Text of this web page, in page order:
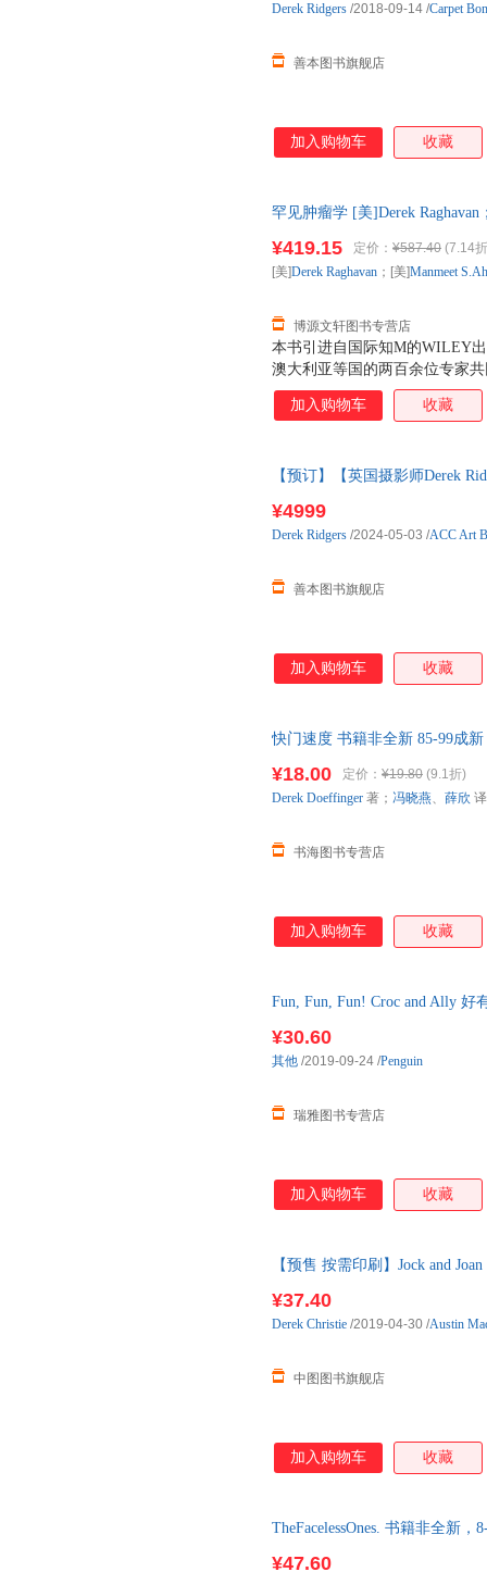
善本图书旗舰店
Derek Ridgers /2018-09-14 /Carpet
加入购物车 收藏
罕见肿瘤学 [美]Derek Raghavan
本书引进自国际知M的WILEY
澳大利亚等国的两百余位专家
殖系统、头颈部、胸部、乳腺
神经系统、皮肤、软组织等各
的相关进展，特别是靶向治疗
者及其家庭，是广大肿瘤学临
¥419.15 定价： ¥587.40 (7.14
博源文轩图书专营店
[美]Derek Raghavan ；[美]Manmeet
加入购物车 收藏
【预订】【英国摄影师Derek
¥4999
善本图书旗舰店
Derek Ridgers /2024-05-03 /ACC Art
加入购物车 收藏
快门速度 书籍非全新 85-99成
¥18.00 定价： ¥19.80 (9.1折)
书海图书专营店
Derek Doeffinger 著； 冯晓燕、 薛欣 译
加入购物车 收藏
Fun, Fun, Fun! Croc and Ally
¥30.60
瑞雅图书专营店
其他 /2019-09-24 /Penguin
加入购物车 收藏
【预售 按需印刷】Jock and
¥37.40
中图图书旗舰店
Derek Christie /2019-04-30 /Austin
加入购物车 收藏
TheFacelessOnes. 书籍非全新
¥47.60